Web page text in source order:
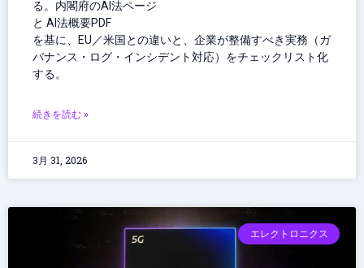
る。内閣府のAI法ページ
と AI法概要PDF
を基に、EU／米国との違いと、企業が整備すべき実務（ガ
バナンス・ログ・インシデント対応）をチェックリスト化
する。
続きを読む »
3月 31, 2026
エレクトロニクス